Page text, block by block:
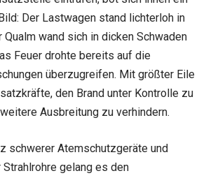
Der Lastwagen stand lichterloh in
Qualm wand sich in dicken Schwaden
Feuer drohte bereits auf die
überzugreifen. Mit größter Eile
den Brand unter Kontrolle zu
Ausbreitung zu verhindern.
schwerer Atemschutzgeräte und
gelang es den